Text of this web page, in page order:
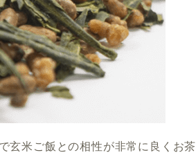
玄米ご飯との相性が非常に良くお茶